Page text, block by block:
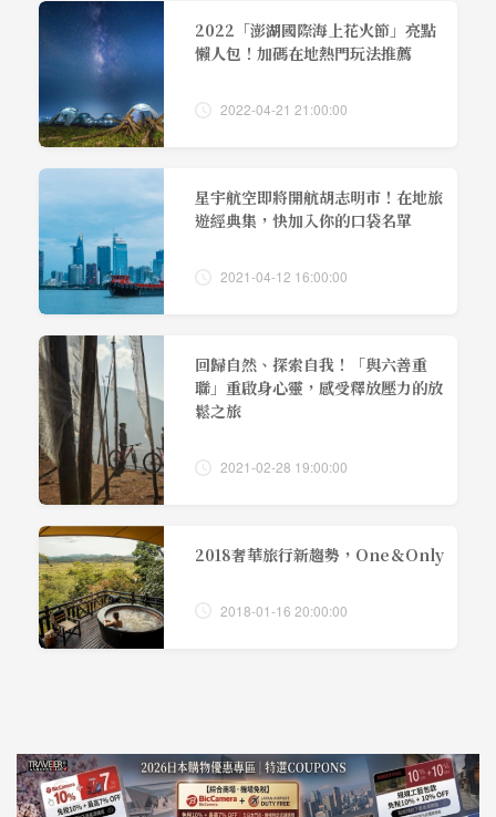
2022「澎湖國際海上花火節」亮點
懶人包！加碼在地熱門玩法推薦
2022-04-21 21:00:00
星宇航空即將開航胡志明市！在地旅
遊經典集，快加入你的口袋名單
2021-04-12 16:00:00
回歸自然、探索自我！「與六善重
聯」重啟身心靈，感受釋放壓力的放
鬆之旅
2021-02-28 19:00:00
2018奢華旅行新趨勢，One＆Only
2018-01-16 20:00:00